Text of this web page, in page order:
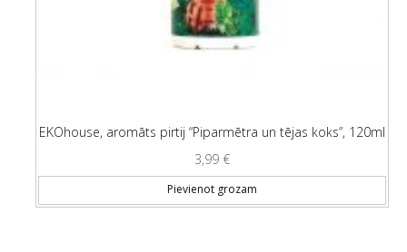
EKOhouse, aromāts pirtij “Piparmētra un tējas koks”, 120ml
3,99 €
Pievienot grozam